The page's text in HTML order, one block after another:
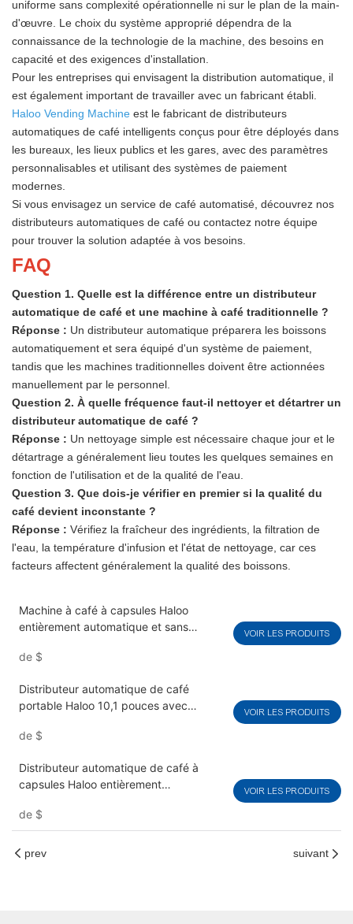
uniforme sans complexité opérationnelle ni sur le plan de la main-
d'œuvre. Le choix du système approprié dépendra de la
connaissance de la technologie de la machine, des besoins en
capacité et des exigences d'installation.
Pour les entreprises qui envisagent la distribution automatique, il
est également important de travailler avec un fabricant établi.
Haloo Vending Machine est le fabricant de distributeurs
automatiques de café intelligents conçus pour être déployés dans
les bureaux, les lieux publics et les gares, avec des paramètres
personnalisables et utilisant des systèmes de paiement
modernes.
Si vous envisagez un service de café automatisé, découvrez nos
distributeurs automatiques de café ou contactez notre équipe
pour trouver la solution adaptée à vos besoins.
FAQ
Question 1. Quelle est la différence entre un distributeur
automatique de café et une machine à café traditionnelle ?
Réponse : Un distributeur automatique préparera les boissons
automatiquement et sera équipé d'un système de paiement,
tandis que les machines traditionnelles doivent être actionnées
manuellement par le personnel.
Question 2. À quelle fréquence faut-il nettoyer et détartrer un
distributeur automatique de café ?
Réponse : Un nettoyage simple est nécessaire chaque jour et le
détartrage a généralement lieu toutes les quelques semaines en
fonction de l'utilisation et de la qualité de l'eau.
Question 3. Que dois-je vérifier en premier si la qualité du
café devient inconstante ?
Réponse : Vérifiez la fraîcheur des ingrédients, la filtration de
l'eau, la température d'infusion et l'état de nettoyage, car ces
facteurs affectent généralement la qualité des boissons.
Machine à café à capsules Haloo
entièrement automatique et sans
froides, avec kit de développement
automatique.
de $
VOIR LES PRODUITS
Distributeur automatique de café
portable Haloo 10,1 pouces avec
entreprises.
de $
VOIR LES PRODUITS
Distributeur automatique de café à
capsules Haloo entièrement
grande capacité de 168 tasses, adapté
à un usage commercial.
de $
VOIR LES PRODUITS
prev suivant